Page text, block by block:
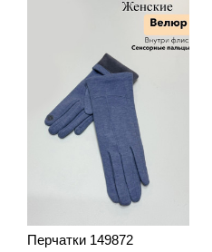
Перчатки 149872